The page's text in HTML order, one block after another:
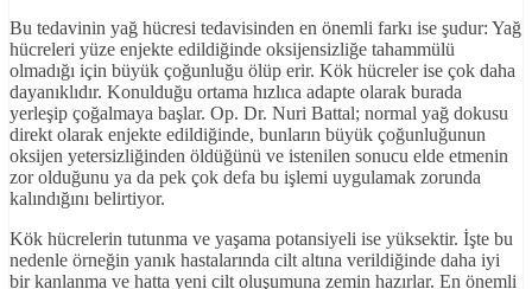
Bu tedavinin yağ hücresi tedavisinden en önemli farkı ise şudur: Yağ
hücreleri yüze enjekte edildiğinde oksijensizliğe tahammülü
olmadığı için büyük çoğunluğu ölüp erir. Kök hücreler ise çok daha
dayanıklıdır. Konulduğu ortama hızlıca adapte olarak burada
yerleşip çoğalmaya başlar. Op. Dr. Nuri Battal; normal yağ dokusu
direkt olarak enjekte edildiğinde, bunların büyük çoğunluğunun
oksijen yetersizliğinden öldüğünü ve istenilen sonucu elde etmenin
zor olduğunu ya da pek çok defa bu işlemi uygulamak zorunda
kalındığını belirtiyor.
Kök hücrelerin tutunma ve yaşama potansiyeli ise yüksektir. İşte bu
nedenle örneğin yanık hastalarında cilt altına verildiğinde daha iyi
bir kanlanma ve hatta yeni cilt oluşumuna zemin hazırlar. En önemli